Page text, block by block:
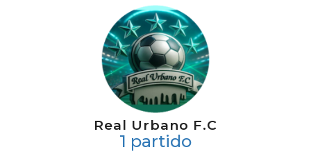
Real Urbano F.C
1 partido